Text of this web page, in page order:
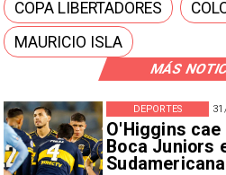
MÁS
O'Higgins
Boca Juniors
Sudamericana
DEPORTES
COPA LIBERTADORES
MAURICIO ISLA